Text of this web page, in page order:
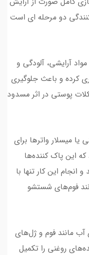
دو مرحله ای است
آرایشی، آلودگی‌ و
کرده و باعث جلوگیری
پوستی در اثر مسدود
یا میسلار واتر‌ها برای
این پاک کننده‌ها
انجام این کار تنها با
فوم‌های شستشو
آب مانند فوم‌ و ژل‌های
روغنی را تکمیل